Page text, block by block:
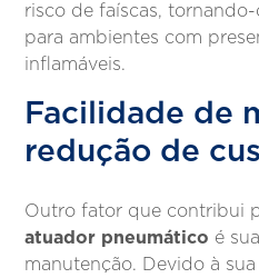
risco de faíscas,
para ambientes com
inflamáveis.
Facilidade de
redução de
Outro fator que contribui
atuador pneumático é
manutenção. Devido à